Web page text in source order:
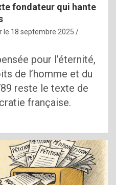
fondateur qui hante
le 18 septembre 2025
pour l’éternité,
de l’homme et du
reste le texte de
française.